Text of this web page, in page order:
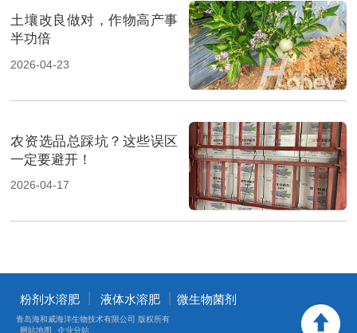
土壤改良做对，作物高产事
半功倍
2026-04-23
农资选品总踩坑？这些误区
一定要避开！
2026-04-17
粉剂水溶肥 液体水溶肥 丨微生物菌剂
青岛海和威海洋生物技术有限公司 版权所有
网站地图
企业分站